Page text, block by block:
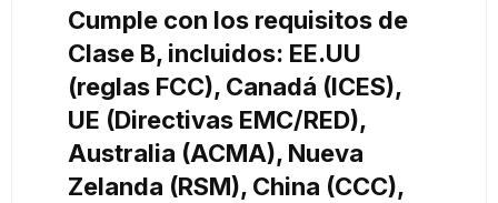
Cumple con los requisitos de
Clase B, incluidos: EE.UU
(reglas FCC), Canadá (ICES),
UE (Directivas EMC/RED),
Australia (ACMA), Nueva
Zelanda (RSM), China (CCC),